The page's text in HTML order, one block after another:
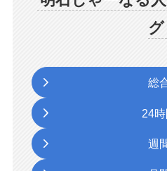
グ
総
24
週